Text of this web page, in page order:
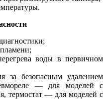
воды в первичном
за безопасным удалением
— для моделей с
термостат — для моделей с